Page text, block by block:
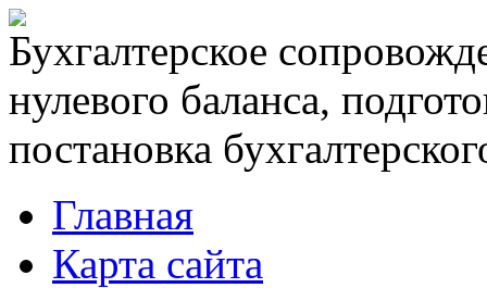
Бухгалтерское
нулевого баланса,
постановка
Главная
Карта сайта